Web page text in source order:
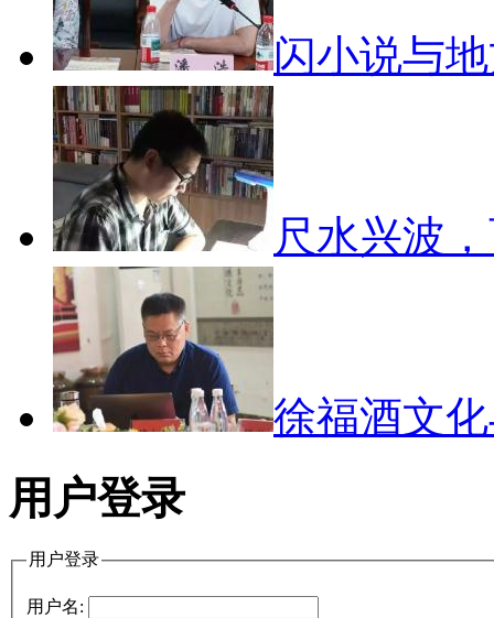
闪小说与
尺水兴波
徐福酒文
用户登录
用户登录
用户名: